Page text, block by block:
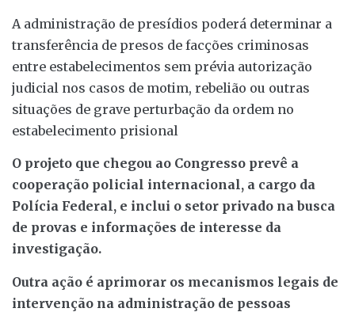
A administração de presídios poderá determinar a
transferência de presos de facções criminosas
entre estabelecimentos sem prévia autorização
judicial nos casos de motim, rebelião ou outras
situações de grave perturbação da ordem no
estabelecimento prisional
O projeto que chegou ao Congresso prevê a
cooperação policial internacional, a cargo da
Polícia Federal, e inclui o setor privado na busca
de provas e informações de interesse da
investigação.
Outra ação é aprimorar os mecanismos legais de
intervenção na administração de pessoas